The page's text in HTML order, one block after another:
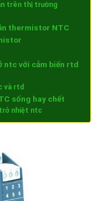
trên thị trường
thermistor NTC
ntc với cảm biến rtd
và rtd
sống hay chết
nhiệt ntc